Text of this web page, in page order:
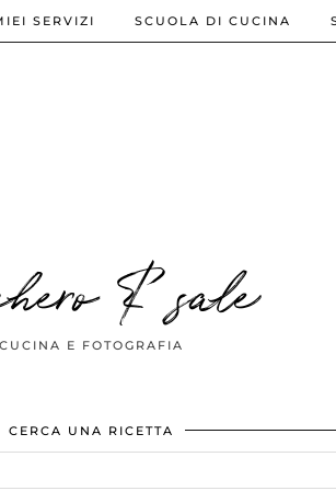
& sale
CUCINA E FOTOGRAFIA
SERVIZI SCUOLA DI CUCINA
CERCA UNA RICETTA